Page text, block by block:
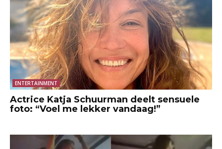
ENTERTAINMENT
Actrice Katja Schuurman deelt sensuele
foto: “Voel me lekker vandaag!”